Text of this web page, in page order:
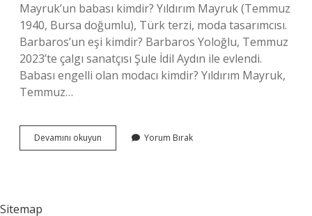
Mayruk’un babası kimdir? Yıldırım Mayruk (Temmuz
1940, Bursa doğumlu), Türk terzi, moda tasarımcısı.
Barbaros’un eşi kimdir? Barbaros Yoloğlu, Temmuz
2023’te çalgı sanatçısı Şule İdil Aydın ile evlendi.
Babası engelli olan modacı kimdir? Yıldırım Mayruk,
Temmuz…
Devamını okuyun Barbaros
Şansal
Yorum Bırak
Sitemap